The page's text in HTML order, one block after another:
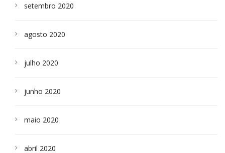
setembro 2020
agosto 2020
julho 2020
junho 2020
maio 2020
abril 2020